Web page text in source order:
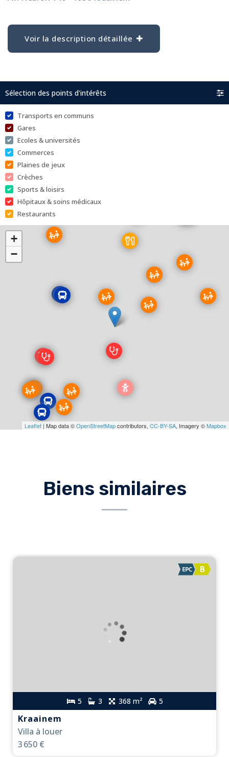
Voir la description détaillée
Sélection des points d'intérêts
Transports en communs
Gares
Ecoles & universités
Commerces
Plaines de jeux
Crèches
Sports & loisirs
Hôpitaux & soins médicaux
Restaurants
+
−
Leaflet | Map data ©OpenStreetMapcontributors, CC-BY-SA, Imagery ©Mapbox
Biens similaires
5 3 368 m² 5
Kraainem
Villa à louer
3 650 €